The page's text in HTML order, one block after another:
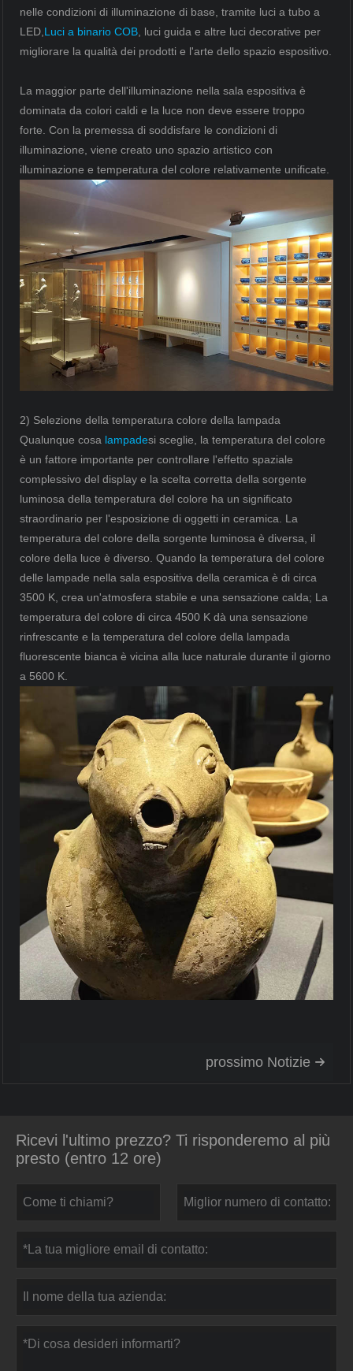
nelle condizioni di illuminazione di base, tramite luci a tubo a
LED,Luci a binario COB, luci guida e altre luci decorative per
migliorare la qualità dei prodotti e l'arte dello spazio espositivo.
La maggior parte dell'illuminazione nella sala espositiva è
dominata da colori caldi e la luce non deve essere troppo
forte. Con la premessa di soddisfare le condizioni di
illuminazione, viene creato uno spazio artistico con
illuminazione e temperatura del colore relativamente unificate.
2) Selezione della temperatura colore della lampada
Qualunque cosa lampadesi sceglie, la temperatura del colore
è un fattore importante per controllare l'effetto spaziale
complessivo del display e la scelta corretta della sorgente
luminosa della temperatura del colore ha un significato
straordinario per l'esposizione di oggetti in ceramica. La
temperatura del colore della sorgente luminosa è diversa, il
colore della luce è diverso. Quando la temperatura del colore
delle lampade nella sala espositiva della ceramica è di circa
3500 K, crea un'atmosfera stabile e una sensazione calda; La
temperatura del colore di circa 4500 K dà una sensazione
rinfrescante e la temperatura del colore della lampada
fluorescente bianca è vicina alla luce naturale durante il giorno
a 5600 K.

prossimo Notizie
Ricevi l'ultimo prezzo? Ti risponderemo al più
presto (entro 12 ore)